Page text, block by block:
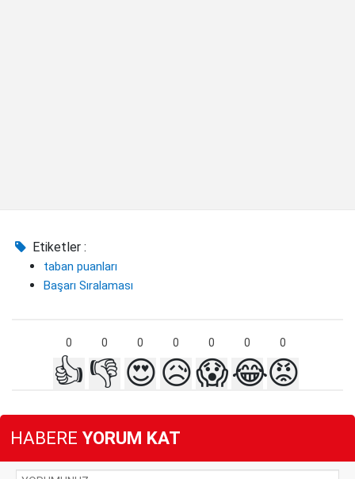
Etiketler :
taban puanları
Başarı Sıralaması
0 0 0 0 0 0 0
👍 👎 😍😥😱😂😡
HABERE YORUM KAT